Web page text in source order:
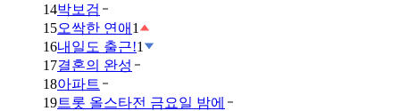
14박보검
15오싹한 연애 1
16내일도 출근!1
17결혼의 완성
18아파트
19트롯 올스타전 금요일 밤에